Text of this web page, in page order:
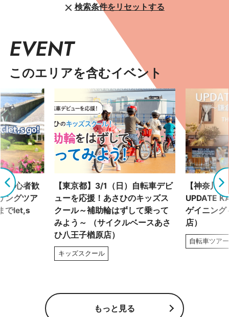
検索条件をリセットする
EVENT
このエリアを含むイベント
初心者歓
ングツア
でlet,s
【東京都】3/1（日）自転車デビ
ューを応援！あさひのキッズス
クール～補助輪はずして乗って
みよう～ （サイクルベースあさ
ひ八王子楢原店）
キッズスクール
【神奈川
UPDATE
ゲイニング
店）
自転車ツアー
もっと見る